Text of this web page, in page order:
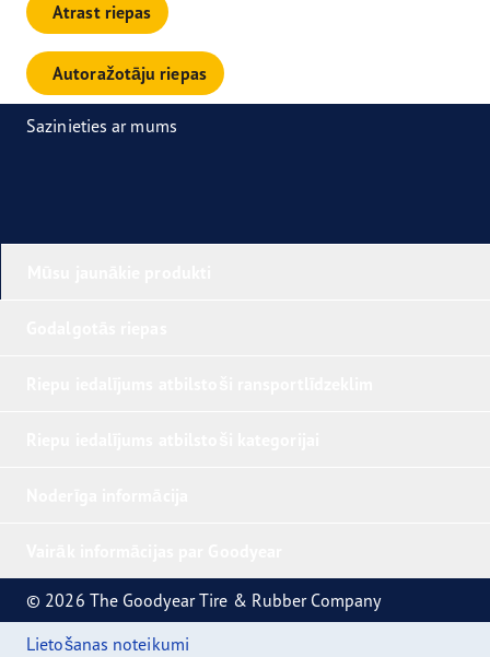
Atrast riepas
Autoražotāju riepas
Sazinieties ar mums
© 2026 The Goodyear Tire & Rubber Company
Lietošanas noteikumi